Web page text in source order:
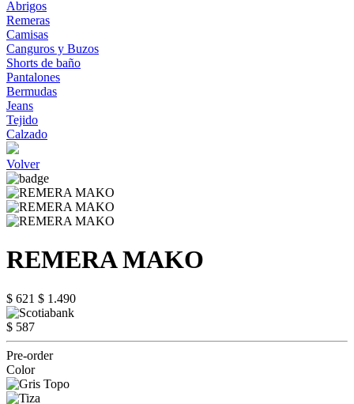
Abrigos
Remeras
Camisas
Canguros y Buzos
Shorts de baño
Pantalones
Bermudas
Jeans
Tejido
Calzado
Volver
REMERA MAKO
$ 621 $ 1.490
$ 587
Pre-order
Color